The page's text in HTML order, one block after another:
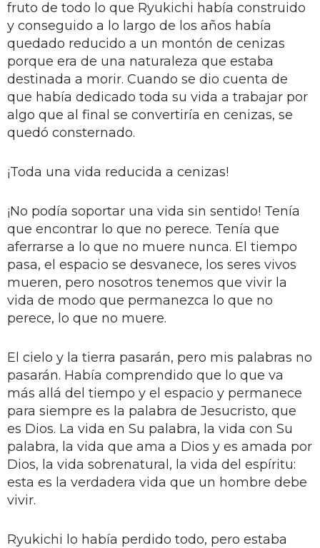
fruto de todo lo que Ryukichi había construido
y conseguido a lo largo de los años había
quedado reducido a un montón de cenizas
porque era de una naturaleza que estaba
destinada a morir. Cuando se dio cuenta de
que había dedicado toda su vida a trabajar por
algo que al final se convertiría en cenizas, se
quedó consternado.
¡Toda una vida reducida a cenizas!
¡No podía soportar una vida sin sentido! Tenía
que encontrar lo que no perece. Tenía que
aferrarse a lo que no muere nunca. El tiempo
pasa, el espacio se desvanece, los seres vivos
mueren, pero nosotros tenemos que vivir la
vida de modo que permanezca lo que no
perece, lo que no muere.
El cielo y la tierra pasarán, pero mis palabras no
pasarán. Había comprendido que lo que va
más allá del tiempo y el espacio y permanece
para siempre es la palabra de Jesucristo, que
es Dios. La vida en Su palabra, la vida con Su
palabra, la vida que ama a Dios y es amada por
Dios, la vida sobrenatural, la vida del espíritu:
esta es la verdadera vida que un hombre debe
vivir.
Ryukichi lo había perdido todo, pero estaba